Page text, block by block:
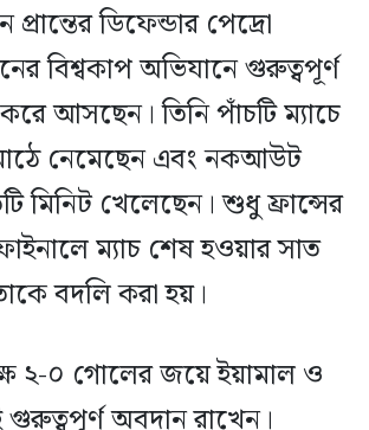
ডিফেন্ডার পেদ্রো
বিশ্বকাপ অভিযানে গুরুত্বপূর্ণ
আসছেন। তিনি পাঁচটি ম্যাচে
নেমেছেন এবং নকআউট
মিনিট খেলেছেন। শুধু ফ্রান্সের
ম্যাচ শেষ হওয়ার সাত
বদলি করা হয়।
২-০ গোলের জয়ে ইয়ামাল ও
অবদান রাখেন।